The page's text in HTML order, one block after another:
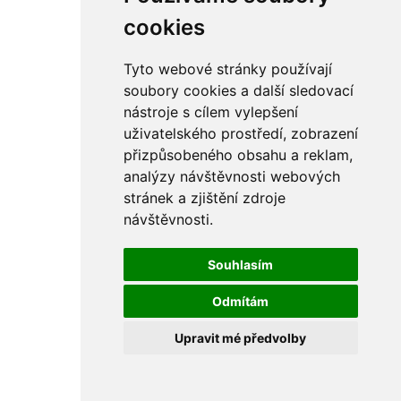
cookies
Tyto webové stránky používají
soubory cookies a další sledovací
nástroje s cílem vylepšení
uživatelského prostředí, zobrazení
přizpůsobeného obsahu a reklam,
analýzy návštěvnosti webových
stránek a zjištění zdroje
návštěvnosti.
Souhlasím
Odmítám
Upravit mé předvolby